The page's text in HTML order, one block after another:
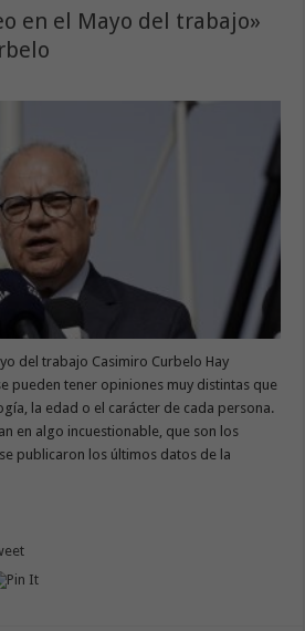
en el Mayo del trabajo»
del trabajo Casimiro Curbelo Hay
pueden tener opiniones muy distintas que
la edad o el carácter de cada persona.
en algo incuestionable, que son los
publicaron los últimos datos de la